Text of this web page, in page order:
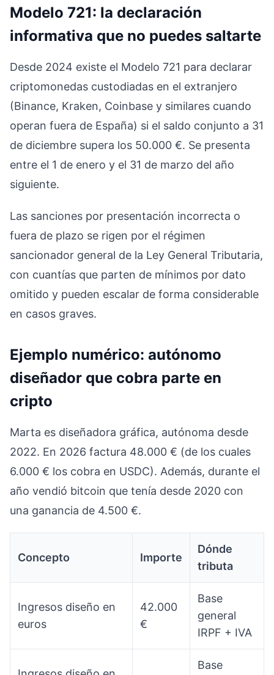
Modelo 721: la declaración
informativa que no puedes saltarte
Desde 2024 existe el Modelo 721 para declarar
criptomonedas custodiadas en el extranjero
(Binance, Kraken, Coinbase y similares cuando
operan fuera de España) si el saldo conjunto a 31
de diciembre supera los 50.000 €. Se presenta
entre el 1 de enero y el 31 de marzo del año
siguiente.
Las sanciones por presentación incorrecta o
fuera de plazo se rigen por el régimen
sancionador general de la Ley General Tributaria,
con cuantías que parten de mínimos por dato
omitido y pueden escalar de forma considerable
en casos graves.
Ejemplo numérico: autónomo
diseñador que cobra parte en
cripto
Marta es diseñadora gráfica, autónoma desde
2022. En 2026 factura 48.000 € (de los cuales
6.000 € los cobra en USDC). Además, durante el
año vendió bitcoin que tenía desde 2020 con
una ganancia de 4.500 €.
Concepto Importe
Dónde
tributa
Ingresos diseño en
euros
42.000
€
Base
general
IRPF + IVA
Base